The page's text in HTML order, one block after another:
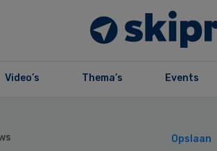
Video’s Thema’s Events
Opslaan